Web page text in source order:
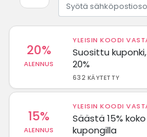
20%
ALENNUS
YLEISIN KOODI
Suosittu
20%
632 KÄYTETTY
15%
ALENNUS
YLEISIN KOODI
Säästä 15%
kupongilla